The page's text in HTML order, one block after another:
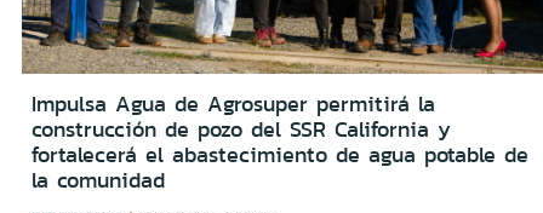
Impulsa Agua de Agrosuper permitirá la
construcción de pozo del SSR California y
fortalecerá el abastecimiento de agua potable de
la comunidad